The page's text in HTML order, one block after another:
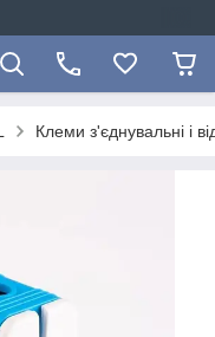
Клеми з'єднувальні і